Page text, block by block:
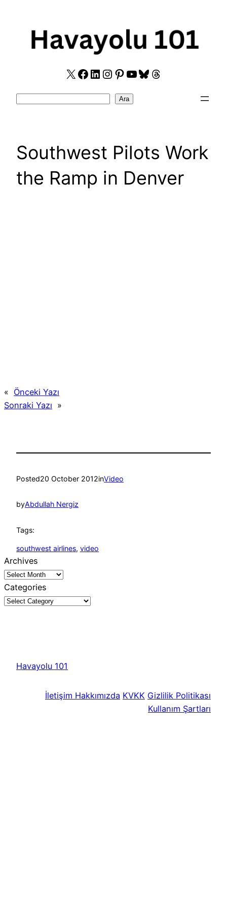
X Facebook
LinkedIn
Instagram
Pinterest
YouTube
Bluesky
Threads
Ara
Southwest Pilots Work
the Ramp in Denver
« Önceki Yazı
Sonraki Yazı »
Posted20 October 2012inVideo
byAbdullah Nergiz
Tags:
southwest airlines, video
Archives
Categories
Havayolu 101
İletişim Hakkımızda KVKK Gizlilik Politikası
Kullanım Şartları